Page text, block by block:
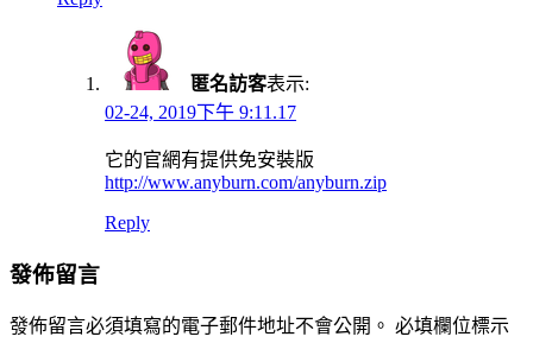
匿名訪客表示:
02-24, 2019下午 9:11.17
它的官網有提供免安裝版
http://www.anyburn.com/anyburn.zip
Reply
發佈留言
發佈留言必須填寫的電子郵件地址不會公開。 必填欄位標示